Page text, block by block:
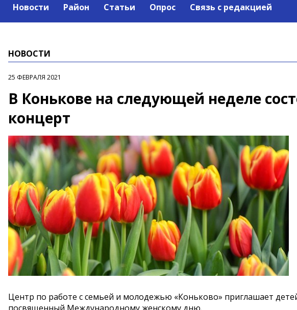
Новости Район Статьи Опрос Связь с редакцией
НОВОСТИ
25 ФЕВРАЛЯ 2021
В Конькове на следующей неделе
концерт
Центр по работе с семьей и молодежью «Коньково» приглашает